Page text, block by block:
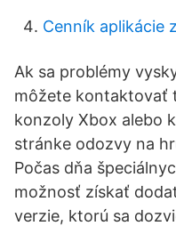
Cenník aplikácie
Ak sa problémy
môžete kontaktovať
konzoly Xbox alebo
stránke odozvy na
Počas dňa
možnosť získať
verzie, ktorú sa